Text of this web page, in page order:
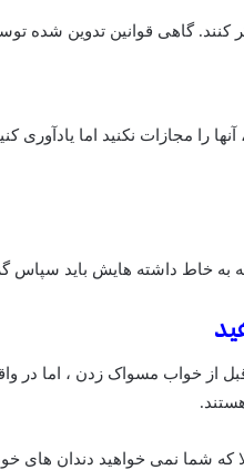
کنند. گاهی قوانین تدوین شده
را مجازات نکنید اما یادآوری
که به خاط داشته هایش باید سپاس
از خواب مسواک زدن ، اما در
که شما نمی خواهید دندان های خود